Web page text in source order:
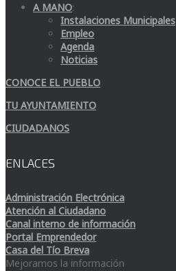
A MANO:
Instalaciones Municipales
Empleo
Agenda
Noticias
CONOCE EL PUEBLO
TU AYUNTAMIENTO
CIUDADANOS
ENLACES
Administración Electrónica
Atención al Ciudadano
Canal interno de información
Portal Emprendedor
Casa del Tío Breva
Mejoramos la información